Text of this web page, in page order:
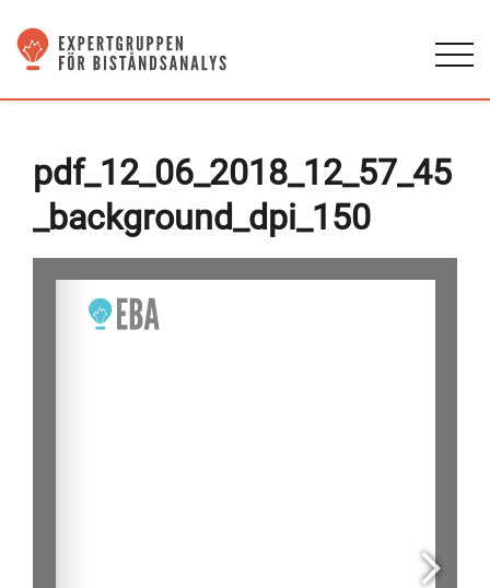
pdf_12_06_2018_12_57_45
_background_dpi_150